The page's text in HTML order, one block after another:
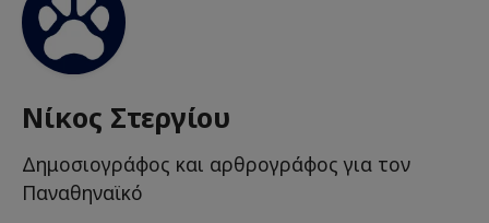
Νίκος Στεργίου
Δημοσιογράφος και αρθρογράφος για τον
Παναθηναϊκό